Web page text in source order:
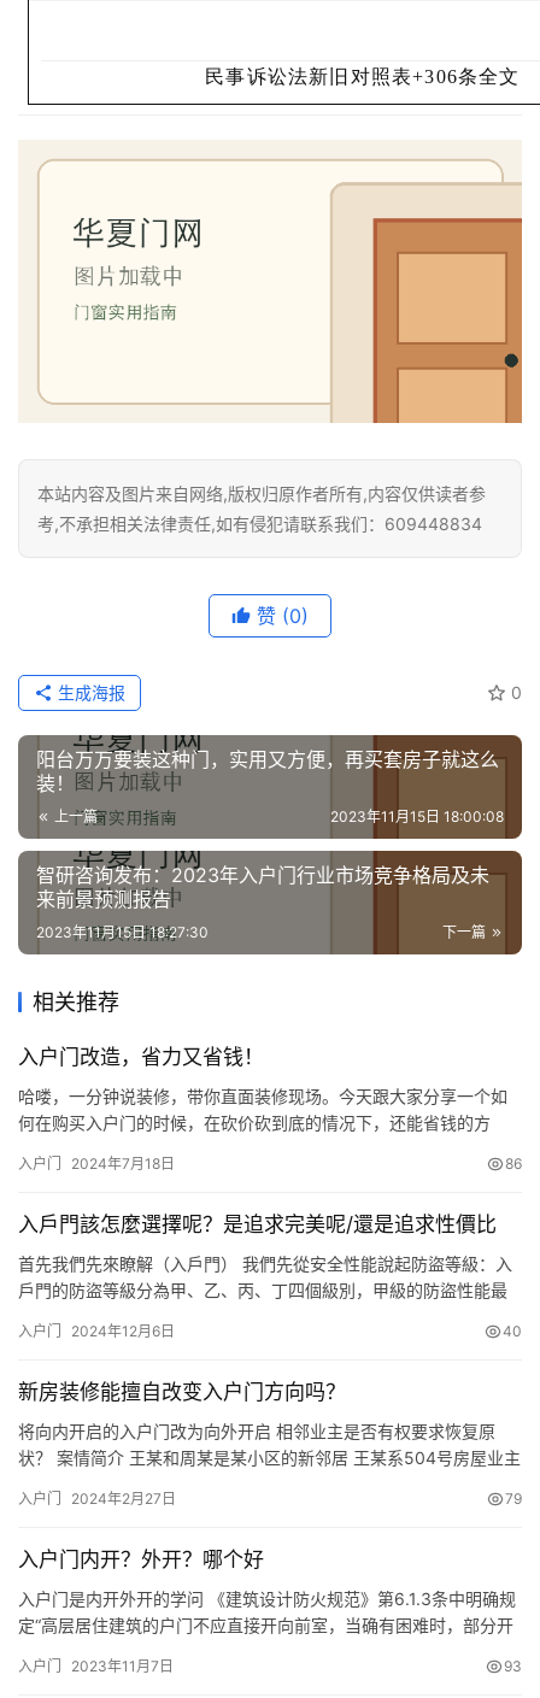
民事诉讼法新旧对照表+306条全文
本站内容及图片来自网络,版权归原作者所有,内容仅供读者参
考,不承担相关法律责任,如有侵犯请联系我们：609448834
赞 (0)
0
生成海报
阳台万万要装这种门，实用又方便，再买套房子就这么
装！
上一篇 2023年11月15日 18:00:08
智研咨询发布：2023年入户门行业市场竞争格局及未
来前景预测报告
下一篇
2023年11月15日 18:27:30
相关推荐
入户门改造，省力又省钱！
哈喽，一分钟说装修，带你直面装修现场。今天跟大家分享一个如
何在购买入户门的时候，在砍价砍到底的情况下，还能省钱的方
开发商的门要更气派。这个当然ok，而且我自己觉得这是一个很划
户型、同楼层的房子，如果换了这个门，大概率来讲，房子比别人
卖高的几率…
入户门 2024年7月18日 86
入戶門該怎麼選擇呢？是追求完美呢/還是追求性價比
首先我們先來瞭解（入戶門） 我們先從安全性能說起防盜等級：入
戶門的防盜等級分為甲、乙、丙、丁四個級別，甲級的防盜性能最
級：鎖芯是入戶門的核心部件，按照國傢標準，鎖芯分為 A、B、C
法技術開啟，區域互開率為零，具有較高的安全性，建議選…
入户门 2024年12月6日 40
新房装修能擅自改变入户门方向吗？
将向内开启的入户门改为向外开启 相邻业主是否有权要求恢复原
状？ 案情简介 王某和周某是某小区的新邻居 王某系504号房屋业主
开，周某入户门朝内开。 2021年2月 周某家开始装修，在装修前被
6月底 周某将自家入户门改成向外开。但…
入户门 2024年2月27日 79
入户门内开？外开？哪个好
入户门是内开外开的学问 《建筑设计防火规范》第6.1.3条中明确规
定“高层居住建筑的户门不应直接开向前室，当确有困难时，部分开
时居民能及时有效逃离火灾现场，高层和小高层建筑的入户门应遵
入户门 2023年11月7日 93